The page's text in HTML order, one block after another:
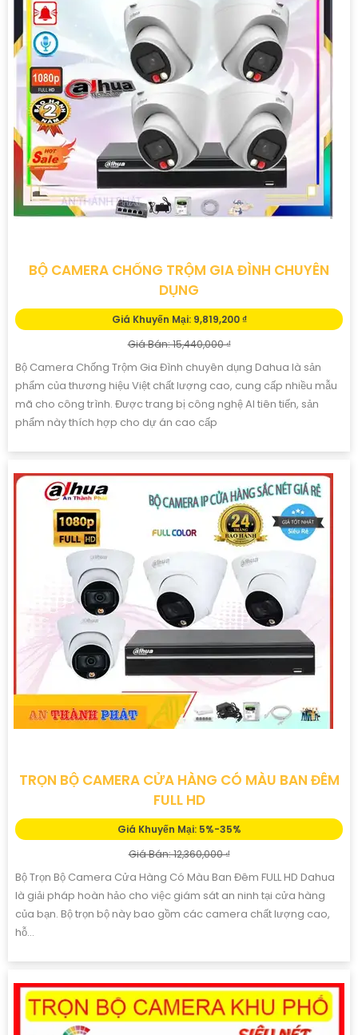
BỘ CAMERA CHỐNG TRỘM GIA ĐÌNH CHUYÊN
DỤNG
Giá Khuyến Mại: 9,819,200 ₫
Giá Bán: 15,440,000 ₫
Bộ Camera Chống Trộm Gia Đình chuyên dụng Dahua là sản
phẩm của thương hiệu Việt chất lượng cao, cung cấp nhiều mẫu
mã cho công trình. Được trang bị công nghệ AI tiên tiến, sản
phẩm này thích hợp cho dự án cao cấp
TRỌN BỘ CAMERA CỬA HÀNG CÓ MÀU BAN ĐÊM
FULL HD
Giá Khuyến Mại: 5%-35%
Giá Bán: 12,360,000 ₫
Bộ Trọn Bộ Camera Cửa Hàng Có Màu Ban Đêm FULL HD Dahua
là giải pháp hoàn hảo cho việc giám sát an ninh tại cửa hàng
của bạn. Bộ trọn bộ này bao gồm các camera chất lượng cao,
hỗ...